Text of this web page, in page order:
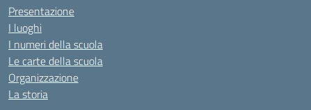
Presentazione
I luoghi
I numeri della scuola
Le carte della scuola
Organizzazione
La storia